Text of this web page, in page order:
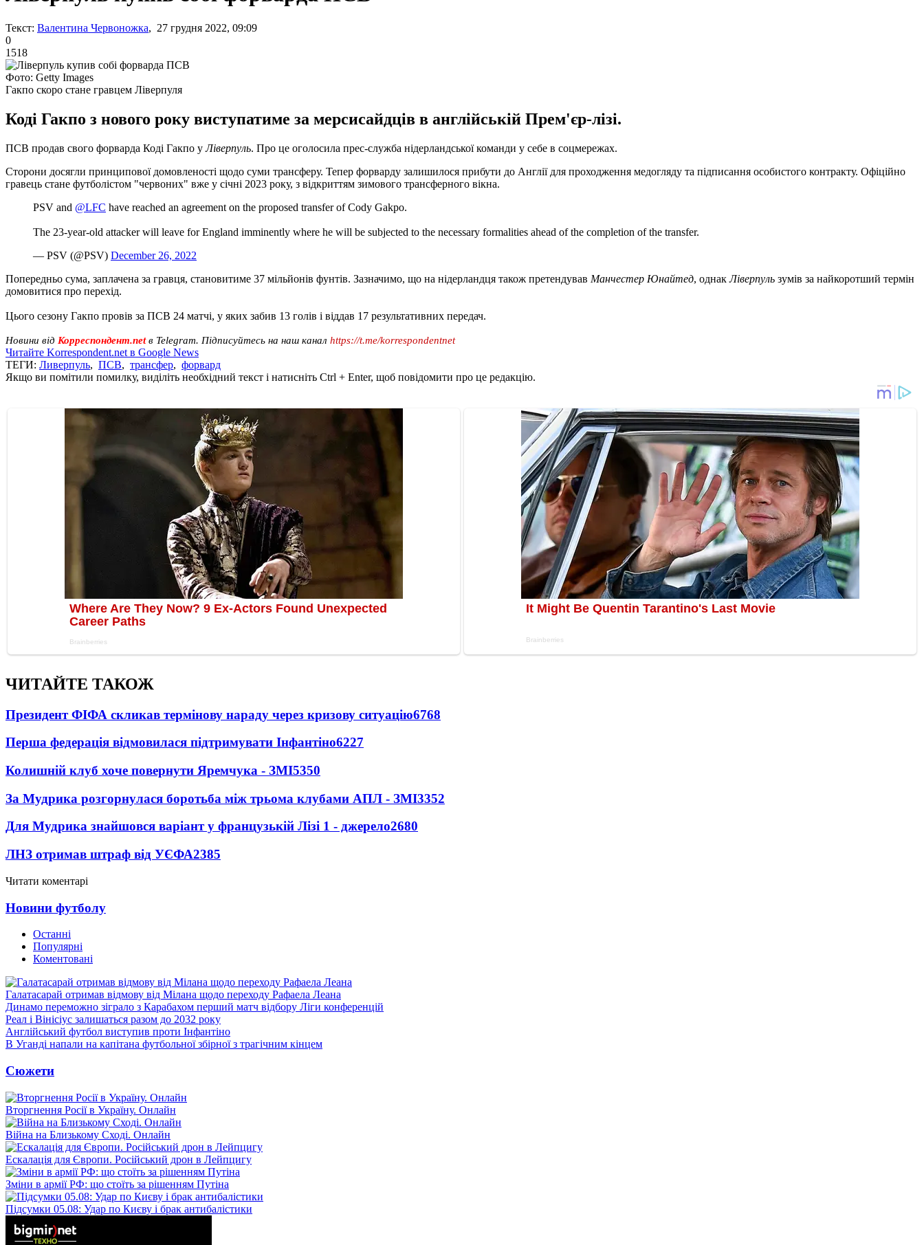
Текст: Валентина Червоножка, 27 грудня 2022, 09:09
0
1518
Фото: Getty Images
Гакпо скоро стане гравцем Ліверпуля
Коді Гакпо з нового року виступатиме за мерсисайдців в англійській Прем'єр-лізі.
ПСВ продав свого форварда Коді Гакпо уЛіверпуль. Про це оголосила прес-служба нідерландської команди у себе в соцмережах.
Сторони досягли принципової домовленості щодо суми трансферу. Тепер форварду залишилося прибути до Англії для проходження медогляду та підписання особистого контракту. Офіційно
гравець стане футболістом "червоних" вже у січні 2023 року, з відкриттям зимового трансферного вікна.
PSV and @LFC have reached an agreement on the proposed transfer of Cody Gakpo.
The 23-year-old attacker will leave for England imminently where he will be subjected to the necessary formalities ahead of the completion of the transfer.
— PSV (@PSV) December 26, 2022
Попередньо сума, заплачена за гравця, становитиме 37 мільйонів фунтів. Зазначимо, що на нідерландця також претендував Манчестер Юнайтед, однакЛіверпуль зумів за найкоротший термін
домовитися про перехід.
Цього сезону Гакпо провів за ПСВ 24 матчі, у яких забив 13 голів і віддав 17 результативних передач.
Новини від Корреспондент.netв Telegram. Підписуйтесь на наш канал https://t.me/korrespondentnet
Читайте Korrespondent.net в Google News
ТЕГИ: Ливерпуль, ПСВ, трансфер, форвард
Якщо ви помітили помилку, виділіть необхідний текст і натисніть Ctrl + Enter, щоб повідомити про це редакцію.
ЧИТАЙТЕ ТАКОЖ
Президент ФІФА скликав термінову нараду через кризову ситуацію6768
Перша федерація відмовилася підтримувати Інфантіно6227
Колишній клуб хоче повернути Яремчука - ЗМІ5350
За Мудрика розгорнулася боротьба між трьома клубами АПЛ - ЗМІ3352
Для Мудрика знайшовся варіант у французькій Лізі 1 - джерело2680
ЛНЗ отримав штраф від УЄФА2385
Читати коментарі
Новини футболу
Останні
Популярні
Коментовані
Галатасарай отримав відмову від Мілана щодо переходу Рафаела Леана
Динамо переможно зіграло з Карабахом перший матч відбору Ліги конференцій
Реал і Вінісіус залишаться разом до 2032 року
Англійський футбол виступив проти Інфантіно
В Уганді напали на капітана футбольної збірної з трагічним кінцем
Сюжети
Вторгнення Росії в Україну. Онлайн
Війна на Близькому Сході. Онлайн
Ескалація для Європи. Російський дрон в Лейпцигу
Зміни в армії РФ: що стоїть за рішенням Путіна
Підсумки 05.08: Удар по Києву і брак антибалістики